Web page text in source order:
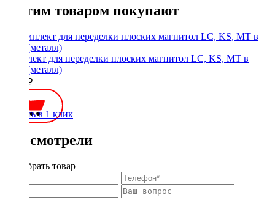
С этим товаром покупают
Комплект для переделки плоских магнитол LC, KS, MT в
1Din (металл)
1900 ₽
Купить в 1 клик
Вы смотрели
Подобрать товар